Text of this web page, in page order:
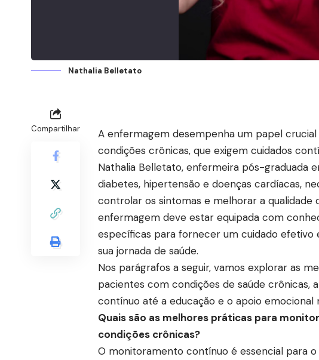
Nathalia Belletato
Compartilhar
A enfermagem desempenha um papel
condições crônicas, que exigem cuidados
Nathalia Belletato, enfermeira pós-graduada
diabetes, hipertensão e doenças cardíacas,
controlar os sintomas e melhorar a qualidade
enfermagem deve estar equipada com
específicas para fornecer um cuidado efetivo
sua jornada de saúde.
Nos parágrafos a seguir, vamos explorar as
pacientes com condições de saúde crônicas,
contínuo até a educação e o apoio emocional
Quais são as melhores práticas para
condições crônicas?
O monitoramento contínuo é essencial para